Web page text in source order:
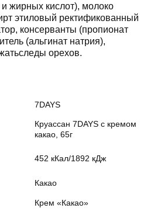
жирных кислот), молоко
этиловый ректификованный
консерванты (пропионат
(альгинат натрия),
орехов.
7DAYS
Круассан 7DAYS с кремом
какао, 65г
452 кКал/1892 кДж
Какао
Крем «Какао»